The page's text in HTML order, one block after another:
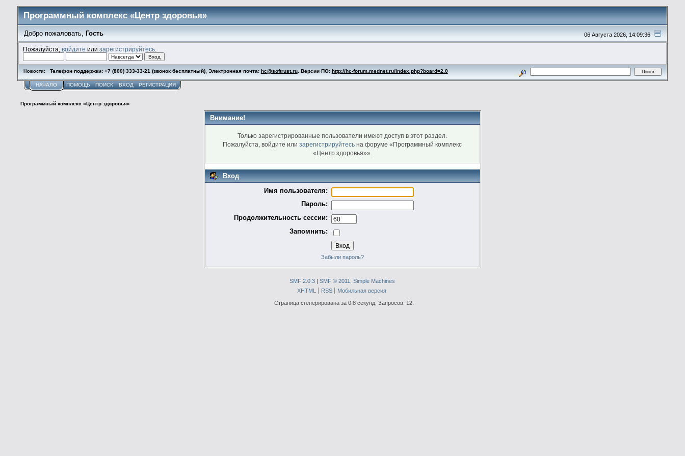
Программный комплекс «Центр здоровья»
06 Августа 2026, 14:09:36
Добро пожаловать, Гость
Пожалуйста, войдите или зарегистрируйтесь.
Новости: Телефон поддержки: +7 (800) 333-33-21 (звонок бесплатный), Электронная почта: hc@softrust.ru. Версии ПО: http://hc-forum.mednet.ru/index.php?board=2.0
НАЧАЛО ПОМОЩЬ ПОИСК ВХОД РЕГИСТРАЦИЯ
Программный комплекс «Центр здоровья»
Внимание!
Только зарегистрированные пользователи имеют доступ в этот раздел.
Пожалуйста, войдите илизарегистрируйтесь на форуме «Программный комплекс
«Центр здоровья»».
Вход
Имя пользователя:
Пароль:
Продолжительность сессии:
Запомнить:
Забыли пароль?
SMF 2.0.3 |SMF © 2011,Simple Machines
XHTML
RSS
Мобильная версия
Страница сгенерирована за 0.8 секунд. Запросов: 12.